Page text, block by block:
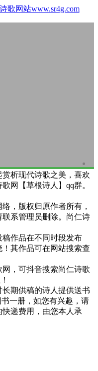
歌网站www.sr4g.com
析现代诗歌之美，喜欢
网【草根诗人】qq群。
，版权归原作者所有，
系管理员删除。尚仁诗
作品在不同时段发布
其作品可在网站搜索查
，可抖音搜索尚仁诗歌
期供稿的诗人提供送书
一册，如您有兴趣，请
递费用，由您本人承